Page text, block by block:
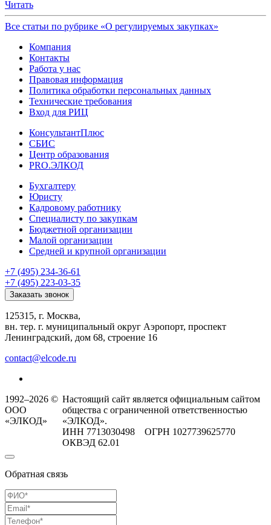
Читать
Все статьи по рубрике «О регулируемых закупках»
Компания
Контакты
Работа у нас
Правовая информация
Политика обработки персональных данных
Технические требования
Вход для РИЦ
КонсультантПлюс
СБИС
Центр образования
PRO.ЭЛКОД
Бухгалтеру
Юристу
Кадровому работнику
Специалисту по закупкам
Бюджетной организации
Малой организации
Средней и крупной организации
+7 (495) 234-36-61
+7 (495) 223-03-35
Заказать звонок
125315, г. Москва,
вн. тер. г. муниципальный округ Аэропорт, проспект
Ленинградский, дом 68, строение 16
contact@elcode.ru
1992–2026 ©
ООО
«ЭЛКОД»
Настоящий сайт является официальным сайтом
общества с ограниченной ответственностью
«ЭЛКОД».
ИНН 7713030498 ОГРН 1027739625770
ОКВЭД 62.01
Обратная связь